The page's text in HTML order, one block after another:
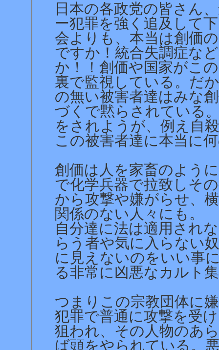
日本の各政党の皆さん
ー犯罪を強く追及して
会よりも、本当は創価
ですか！統合失調症な
か！！創価や国家がこ
裏で監視している。だ
の無い被害者達はみな
づくで黙らされている
をされようが、例え自
この被害者達に本当に
創価は人を家畜のよう
で化学兵器で拉致しそ
から攻撃や嫌がらせ、
関係のない人々にも。
自分達に法は適用され
らう者や気に入らない
に見えないのをいい事
る非常に凶悪なカルト
つまりこの宗教団体に
犯罪で普通に攻撃を受
狙われ、その人物のあ
ば頭をやられている。